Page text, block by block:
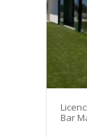
Bar